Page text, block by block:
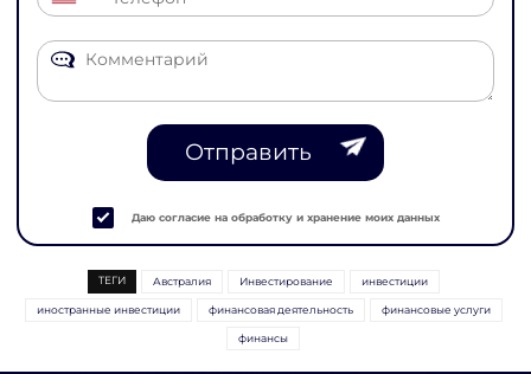
Отправить
Даю согласие на обработку и хранение моих данных
ТЕГИ Австралия Инвестирование инвестиции
иностранные инвестиции финансовая деятельность финансовые услуги
финансы